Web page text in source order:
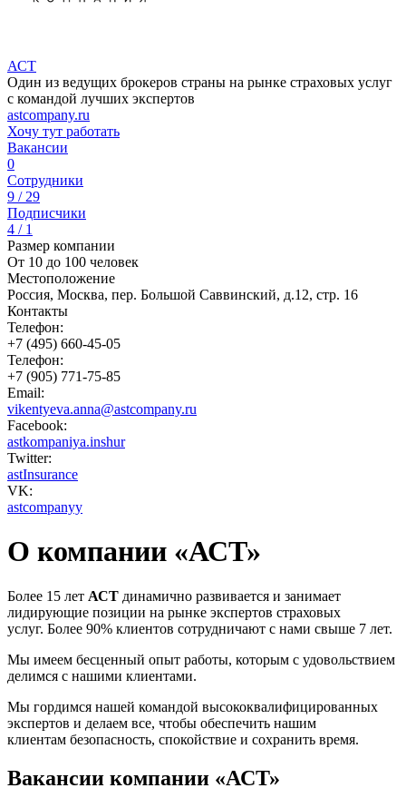
АСТ
Один из ведущих брокеров страны на рынке страховых услуг
с командой лучших экспертов
astcompany.ru
Хочу тут работать
Вакансии
0
Сотрудники
9 / 29
Подписчики
4 / 1
Размер компании
От 10 до 100 человек
Местоположение
Россия, Москва, пер. Большой Саввинский, д.12, стр. 16
Контакты
Телефон:
+7 (495) 660-45-05
Телефон:
+7 (905) 771-75-85
Email:
vikentyeva.anna@astcompany.ru
Facebook:
astkompaniya.inshur
Twitter:
astInsurance
VK:
astcompanyy
О компании «АСТ»
Более 15 лет АСТ динамично развивается и занимает
лидирующие позиции на рынке экспертов страховых
услуг. Более 90% клиентов сотрудничают с нами свыше 7 лет.
Мы имеем бесценный опыт работы, которым с удовольствием
делимся с нашими клиентами.
Мы гордимся нашей командой высококвалифицированных
экспертов и делаем все, чтобы обеспечить нашим
клиентам безопасность, спокойствие и сохранить время.
Вакансии компании «АСТ»